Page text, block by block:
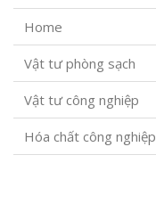
Home
Vật tư phòng sạch
Vật tư công nghiệp
Hóa chất công nghiệp